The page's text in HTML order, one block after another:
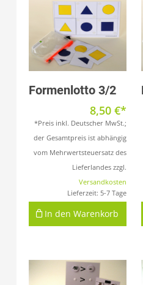
Produkt anzeigen
Formenlotto 3/2
In den Warenkorb
8,50 €
*Preis inkl. Deutscher MwSt.;
der Gesamtpreis ist abhängig
vom Mehrwertsteuersatz des
Lieferlandes zzgl.
Versandkosten
Lieferzeit: 5-7 Tage